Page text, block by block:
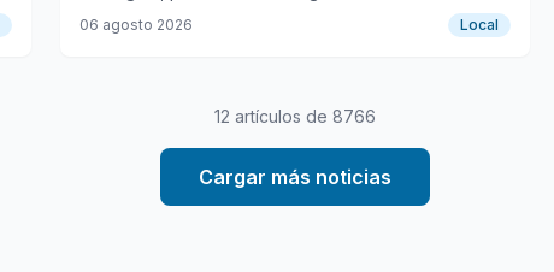
abastecimiento con agua del embalse.
06 agosto 2026 Local
12 artículos de 8766
Cargar más noticias